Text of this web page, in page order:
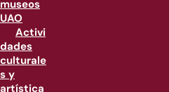
museos
UAO
Activi
dades
culturale
s y
artística